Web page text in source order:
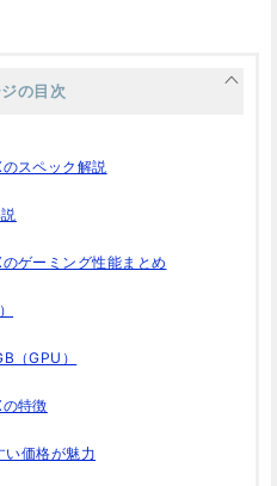
の目次
スペック解説
ゲーミング性能まとめ
（GPU）
特徴
い価格が魅力